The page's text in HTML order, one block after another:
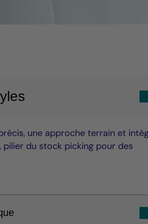
une approche terrain et
du stock picking pour des